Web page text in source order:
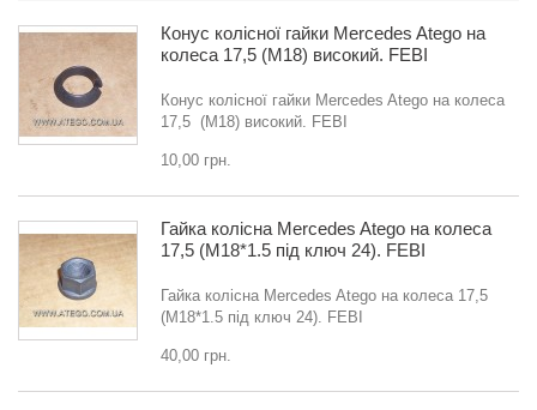
Конус колісної гайки Mercedes Atego на
колеса 17,5 (M18) високий. FEBI
Конус колісної гайки Mercedes Atego на колеса
17,5 (M18) високий. FEBI
10,00 грн.
Гайка колісна Mercedes Atego на колеса
17,5 (M18*1.5 під ключ 24). FEBI
Гайка колісна Mercedes Atego на колеса 17,5
(M18*1.5 під ключ 24). FEBI
40,00 грн.